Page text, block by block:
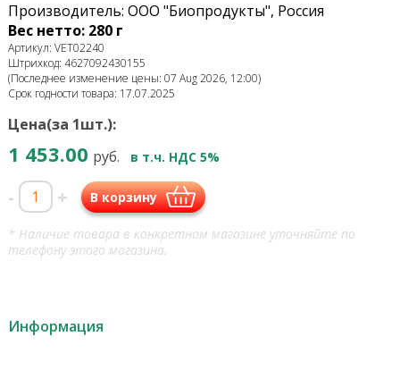
Производитель: ООО "Биопродукты", Россия
Вес нетто: 280 г
Артикул: VET02240
Штрихкод: 4627092430155
(Последнее изменение цены: 07 Aug 2026, 12:00)
Срок годности товара: 17.07.2025
Цена(за 1шт.):
1 453.00 руб. в т.ч. НДС 5%
- + В корзину
* Наличие товара в конкретном магазине уточняйте по
телефону этого магазина.
Информация